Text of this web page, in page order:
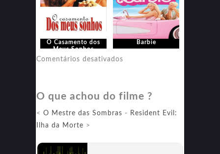
O Casamento dos
Meus Sonhos
Barbie
Comentários desativados
O que achou do filme ?
< O Mestre das Sombras - Resident Evil:
Ilha da Morte >